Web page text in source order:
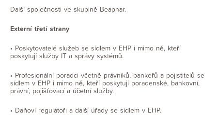
Další společnosti ve skupině Beaphar.
Externí třetí strany
• Poskytovatelé služeb se sídlem v EHP i mimo ně, kteří
poskytují služby IT a správy systémů.
• Profesionální poradci včetně právníků, bankéřů a pojistitelů se
sídlem v EHP i mimo ně, kteří poskytují poradenské, bankovní,
právní, pojišťovací a účetní služby.
• Daňoví regulátoři a další úřady se sídlem v EHP.